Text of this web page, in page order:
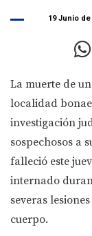
19 Junio de
La muerte de
localidad
investigación
sospechosos a
falleció este
internado
severas
cuerpo.